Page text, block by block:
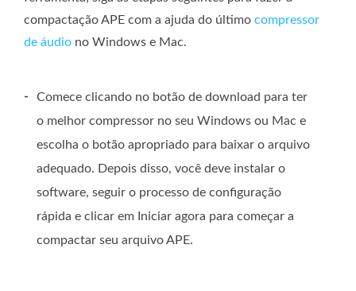
compactação APE com a ajuda do último compressor
de áudio no Windows e Mac.
-
Comece clicando no botão de download para ter
o melhor compressor no seu Windows ou Mac e
escolha o botão apropriado para baixar o arquivo
adequado. Depois disso, você deve instalar o
software, seguir o processo de configuração
rápida e clicar em Iniciar agora para começar a
compactar seu arquivo APE.